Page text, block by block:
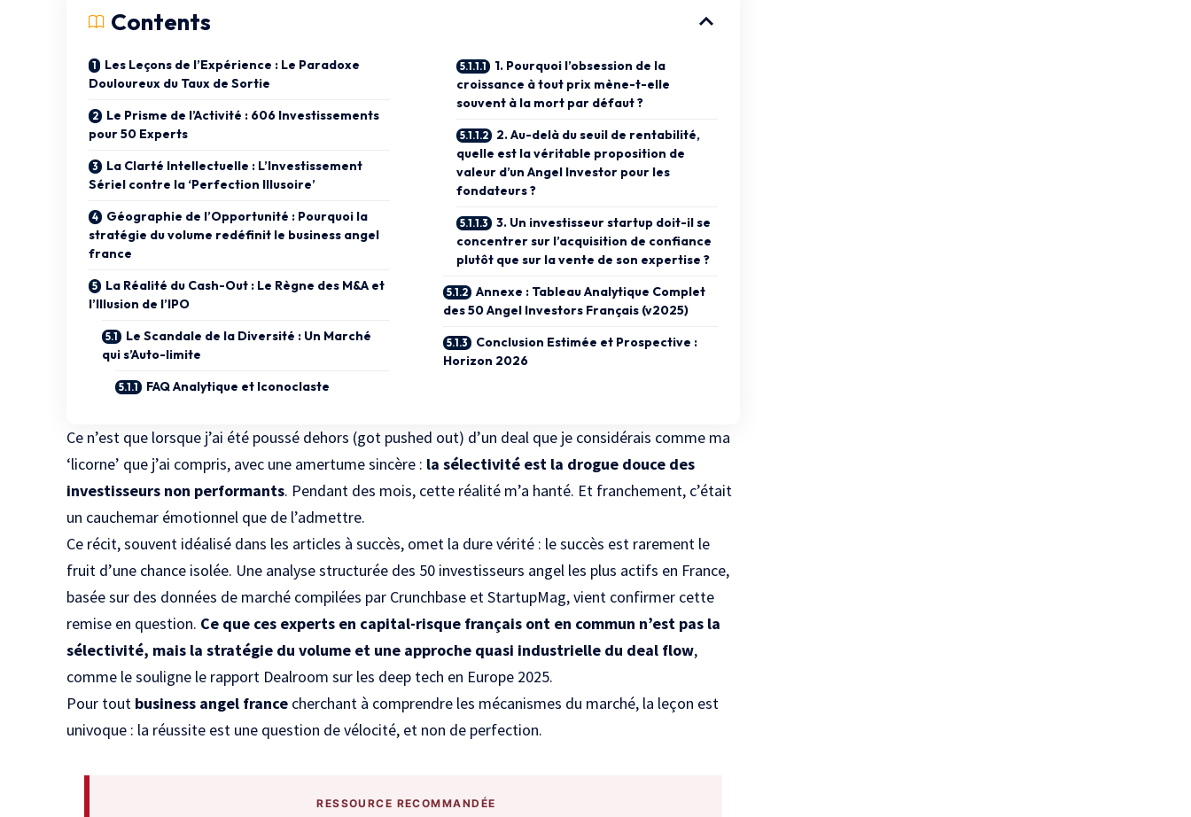
Contents
Les Leçons de l’Expérience : Le Paradoxe
Douloureux du Taux de Sortie
Le Prisme de l’Activité : 606 Investissements
pour 50 Experts
La Clarté Intellectuelle : L’Investissement
Sériel contre la ‘Perfection Illusoire’
Géographie de l’Opportunité : Pourquoi la
stratégie du volume redéfinit le business angel
france
La Réalité du Cash-Out : Le Règne des M&A et
l’Illusion de l’IPO
Le Scandale de la Diversité : Un Marché
qui s’Auto-limite
FAQ Analytique et Iconoclaste
1. Pourquoi l’obsession de la
croissance à tout prix mène-t-elle
souvent à la mort par défaut ?
2. Au-delà du seuil de rentabilité,
quelle est la véritable proposition de
valeur d’un Angel Investor pour les
fondateurs ?
3. Un investisseur startup doit-il se
concentrer sur l’acquisition de confiance
plutôt que sur la vente de son expertise ?
Annexe : Tableau Analytique Complet
des 50 Angel Investors Français (v2025)
Conclusion Estimée et Prospective :
Horizon 2026
Ce n’est que lorsque j’ai été poussé dehors (got pushed out) d’un deal que je considérais comme ma
‘licorne’ que j’ai compris, avec une amertume sincère : la sélectivité est la drogue douce des
investisseurs non performants. Pendant des mois, cette réalité m’a hanté. Et franchement, c’était
un cauchemar émotionnel que de l’admettre.
Ce récit, souvent idéalisé dans les articles à succès, omet la dure vérité : le succès est rarement le
fruit d’une chance isolée. Une analyse structurée des 50 investisseurs angel les plus actifs en France,
basée sur des données de marché compilées par Crunchbase et StartupMag, vient confirmer cette
remise en question. Ce que ces experts en capital-risque français ont en commun n’est pas la
sélectivité, mais la stratégie du volume et une approche quasi industrielle du deal flow,
comme le souligne le rapport Dealroom sur les deep tech en Europe 2025.
Pour tout business angel france cherchant à comprendre les mécanismes du marché, la leçon est
univoque : la réussite est une question de vélocité, et non de perfection.
RESSOURCE RECOMMANDÉE